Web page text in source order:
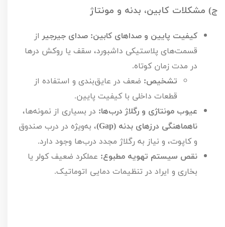
ج) مشکلات کابین، بدنه و مونتاژ
کیفیت پایین و صداهای کابین: صدای جیرجیر از
قسمت‌های پلاستیکی داشبورد، سقف یا روکش درها
در مدت زمان کوتاه.
تشخیص: ضعف در عایق‌بندی و استفاده از
قطعات داخلی با کیفیت پایین.
عیوب مونتاژی و رگلاژ درب‌ها: در بسیاری از نمونه‌ها،
ناهماهنگی درزهای بدنه (Gap
)، به‌ویژه در درب صندوق
و کاپوت، و نیاز به رگلاژ مجدد درب‌ها وجود دارد.
نقص سیستم تهویه مطبوع: عملکرد ضعیف کولر یا
بخاری و ایراد در تنظیمات دمایی اتوماتیک.